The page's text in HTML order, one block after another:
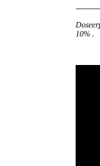
10% .